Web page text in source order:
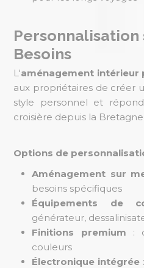
Personnalisation
Besoins
L'aménagement intérieur
aux propriétaires de créer
style personnel et
croisière depuis la Bretagne.
Options de
Aménagement sur
besoins spécifiques
Équipements de
générateur,
Finitions premium :
couleurs
Électronique intégrée